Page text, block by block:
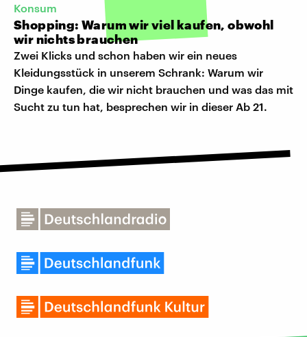
Konsum
Shopping: Warum wir viel kaufen, obwohl
wir nichts brauchen
Zwei Klicks und schon haben wir ein neues
Kleidungsstück in unserem Schrank: Warum wir
Dinge kaufen, die wir nicht brauchen und was das mit
Sucht zu tun hat, besprechen wir in dieser Ab 21.